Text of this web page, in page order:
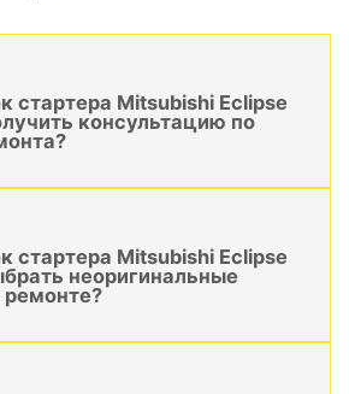
стартера Mitsubishi Eclipse
консультацию по
стартера Mitsubishi Eclipse
неоригинальные
ремонте?